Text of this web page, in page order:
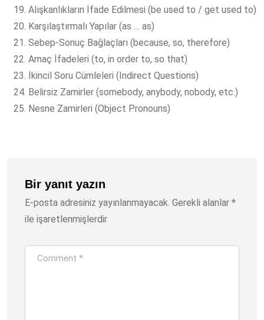
Alışkanlıkların İfade Edilmesi (be used to / get used to)
Karşılaştırmalı Yapılar (as … as)
Sebep-Sonuç Bağlaçları (because, so, therefore)
Amaç İfadeleri (to, in order to, so that)
İkincil Soru Cümleleri (Indirect Questions)
Belirsiz Zamirler (somebody, anybody, nobody, etc.)
Nesne Zamirleri (Object Pronouns)
Bir yanıt yazın
E-posta adresiniz yayınlanmayacak. Gerekli alanlar *
ile işaretlenmişlerdir